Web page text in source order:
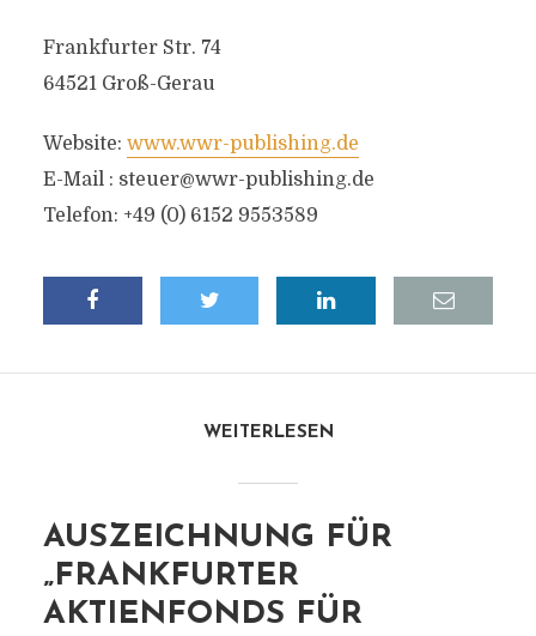
Frankfurter Str. 74
64521 Groß-Gerau
Website: www.wwr-publishing.de
E-Mail : steuer@wwr-publishing.de
Telefon: +49 (0) 6152 9553589
WEITERLESEN
AUSZEICHNUNG FÜR
„FRANKFURTER
AKTIENFONDS FÜR